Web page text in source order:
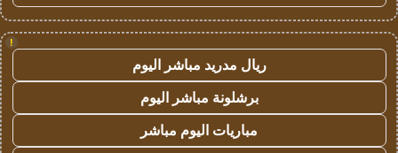
!
ريال مدريد مباشر اليوم
برشلونة مباشر اليوم
مباريات اليوم مباشر